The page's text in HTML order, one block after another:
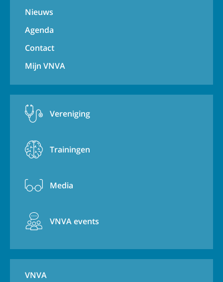
Nieuws
Agenda
Contact
Mijn VNVA
Vereniging
Trainingen
Media
VNVA events
VNVA